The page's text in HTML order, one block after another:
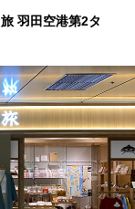
羽田空港第2タ